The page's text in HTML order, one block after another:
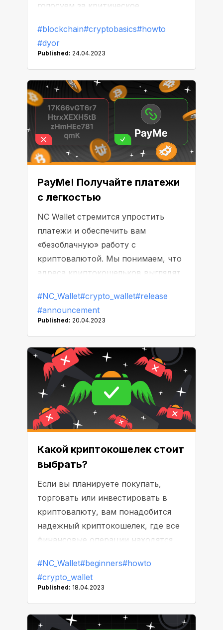
голосуем за критическое
Tether и газетой Wall Street Journal
еще раз показала, как важно не
медиа с аудиторией 3,5 миллиона
человек и 130-летней историей.
#blockchain#cryptobasics#howto
#dyor
Published: 24.04.2023
PayMe! Получайте платежи
с легкостью
NC Wallet стремится упростить
платежи и обеспечить вам
«безоблачную» работу с
криптовалютой. Мы понимаем, что
адреса криптокошельков выглядят
всегда есть риск ошибиться при их
копировании. Посмотрим, как NC
ссылок PayMe link.
#NC_Wallet#crypto_wallet#release
#announcement
Published: 20.04.2023
Какой криптокошелек стоит
выбрать?
Если вы планируете покупать,
торговать или инвестировать в
криптовалюту, вам понадобится
надежный криптокошелек, где все
финансовые операции находятся
ответственностью. При выборе
наиболее подходящего для вас
характеристик.
#NC_Wallet#beginners#howto
#crypto_wallet
Published: 18.04.2023